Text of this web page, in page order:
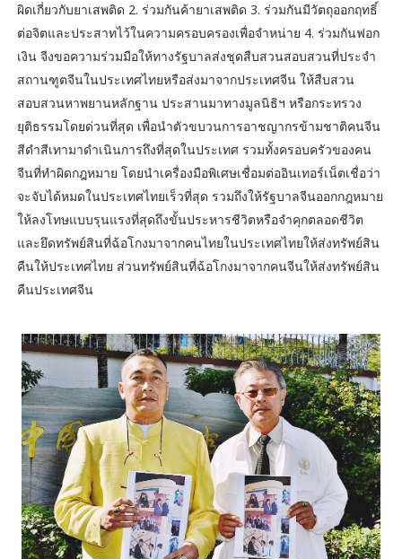
ผิดเกี่ยวกับยาเสพติด 2. ร่วมกันค้ายาเสพติด 3. ร่วมกันมีวัตถุออกฤทธิ์
ต่อจิตและประสาทไว้ในความครอบครองเพื่อจำหน่าย 4. ร่วมกันฟอก
เงิน จีงขอความร่วมมือให้ทางรัฐบาลส่งชุดสืบสวนสอบสวนที่ประจำ
สถานฑูตจีนในประเทศไทยหรือส่งมาจากประเทศจีน ให้สืบสวน
สอบสวนหาพยานหลักฐาน ประสานมาทางมูลนิธิฯ หรือกระทรวง
ยุติธรรมโดยด่วนที่สุด เพื่อนำตัวขบวนการอาชญากรข้ามชาติคนจีน
สีดำสีเทามาดำเนินการถึงที่สุดในประเทศ รวมทั้งครอบครัวของคน
จีนที่ทำผิดกฎหมาย โดยนำเครื่องมือพิเศษเชื่อมต่ออินเทอร์เน็ตเชื่อว่า
จะจับได้หมดในประเทศไทยเร็วที่สุด รวมถึงให้รัฐบาลจีนออกกฎหมาย
ให้ลงโทษแบบรุนแรงที่สุดถึงขั้นประหารชีวิตหรือจำคุกตลอดชีวิต
และยึดทรัพย์สินที่ฉ้อโกงมาจากคนไทยในประเทศไทยให้ส่งทรัพย์สิน
คืนให้ประเทศไทย ส่วนทรัพย์สินที่ฉ้อโกงมาจากคนจีนให้ส่งทรัพย์สิน
คืนประเทศจีน